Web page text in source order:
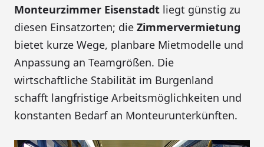
Monteurzimmer Eisenstadt liegt günstig zu
diesen Einsatzorten; die Zimmervermietung
bietet kurze Wege, planbare Mietmodelle und
Anpassung an Teamgrößen. Die
wirtschaftliche Stabilität im Burgenland
schafft langfristige Arbeitsmöglichkeiten und
konstanten Bedarf an Monteurunterkünften.